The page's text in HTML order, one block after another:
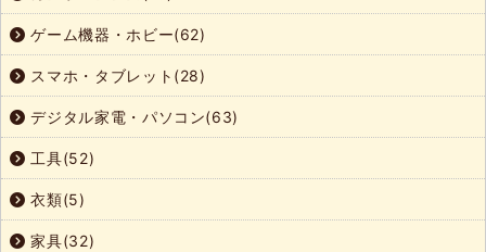
ゲーム機器・ホビー(62)
スマホ・タブレット(28)
デジタル家電・パソコン(63)
工具(52)
衣類(5)
家具(32)